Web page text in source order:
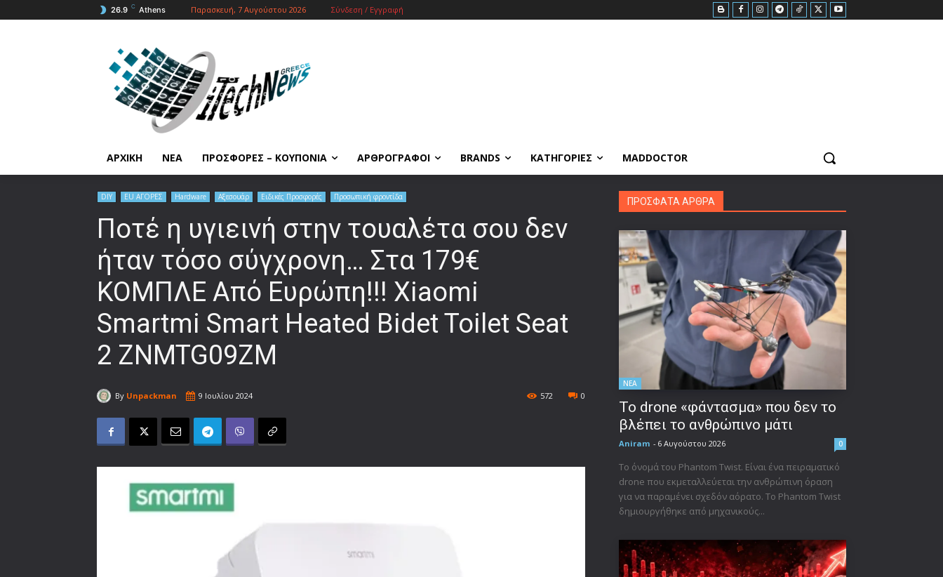
26.9 C Athens Παρασκευή, 7 Αυγούστου 2026 Σύνδεση / Εγγραφή
ΑΡΧΙΚΗ ΝΕΑ ΠΡΟΣΦΟΡΕΣ – ΚΟΥΠΟΝΙΑ ΑΡΘΡΟΓΡΑΦΟΙ BRANDS ΚΑΤΗΓΟΡΙΕΣ MADDOCTOR
DIY EU ΑΓΟΡΕΣ Hardware Αξεσουάρ Ειδικές Προσφορές Προσωπική φροντίδα
Ποτέ η υγιεινή στην τουαλέτα σου δεν
ήταν τόσο σύγχρονη… Στα 179€
ΚΟΜΠΛΕ Από Ευρώπη!!! Xiaomi
Smartmi Smart Heated Bidet Toilet Seat
2 ZNMTG09ZM
By Unpackman 9 Ιουλίου 2024 0
572
ΠΡΟΣΦΑΤΑ ΑΡΘΡΑ
ΝΕΑ
Το drone «φάντασμα» που δεν το
βλέπει το ανθρώπινο μάτι
Aniram - 6 Αυγούστου 2026 0
Το όνομά του Phantom Twist. Είναι ένα πειραματικό
drone που εκμεταλλεύεται την ανθρώπινη όραση
για να παραμένει σχεδόν αόρατο. Το Phantom Twist
δημιουργήθηκε από μηχανικούς...